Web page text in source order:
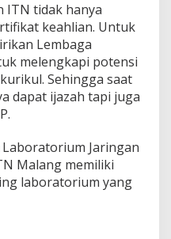
ITN tidak hanya
keahlian. Untuk
Lembaga
melengkapi potensi
Sehingga saat
dapat ijazah tapi juga
Jaringan
Malang memiliki
laboratorium yang